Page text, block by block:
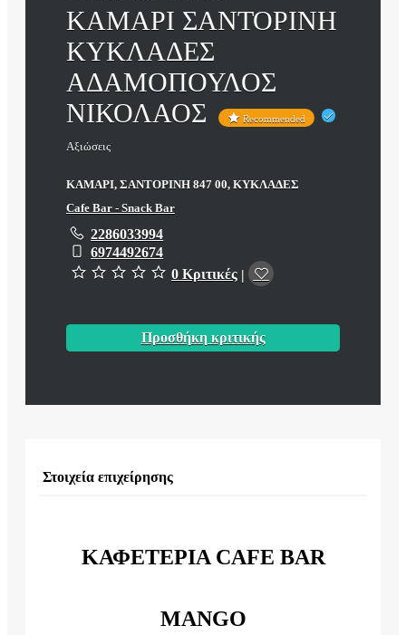
ΚΑΜΑΡΙ ΣΑΝΤΟΡΙΝΗ
ΚΥΚΛΑΔΕΣ
ΑΔΑΜΟΠΟΥΛΟΣ
ΝΙΚΟΛΑΟΣ
Recommended
Αξιώσεις
ΚΑΜΑΡΙ, ΣΑΝΤΟΡΙΝΗ 847 00, ΚΥΚΛΑΔΕΣ
Cafe Bar - Snack Bar
2286033994
6974492674
0 Κριτικές |
Προσθήκη κριτικής
Στοιχεία επιχείρησης
ΚΑΦΕΤΕΡΙΑ CAFE BAR
MANGO